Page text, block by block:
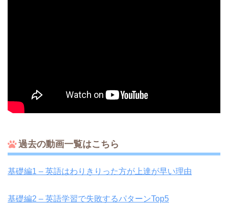
過去の動画一覧はこちら
基礎編1 – 英語はわりきりった方が上達が早い理由
基礎編2 – 英語学習で失敗するパターンTop5